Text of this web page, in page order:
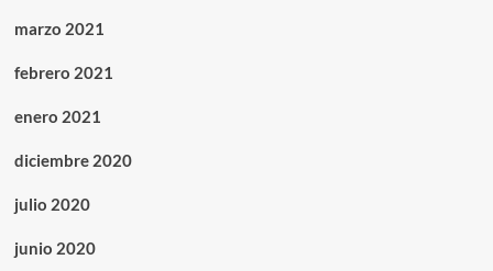
marzo 2021
febrero 2021
enero 2021
diciembre 2020
julio 2020
junio 2020